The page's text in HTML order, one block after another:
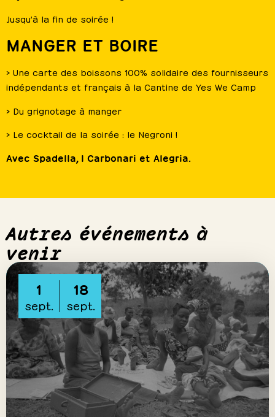
Jusqu’à la fin de soirée !
MANGER ET BOIRE
> Une carte des boissons 100% solidaire des fournisseurs
indépendants et français à la Cantine de Yes We Camp
> Du grignotage à manger
> Le cocktail de la soirée : le Negroni !
Avec Spadella, I Carbonari et Alegria.
Autres événements à
venir
1
sept.
18
sept.